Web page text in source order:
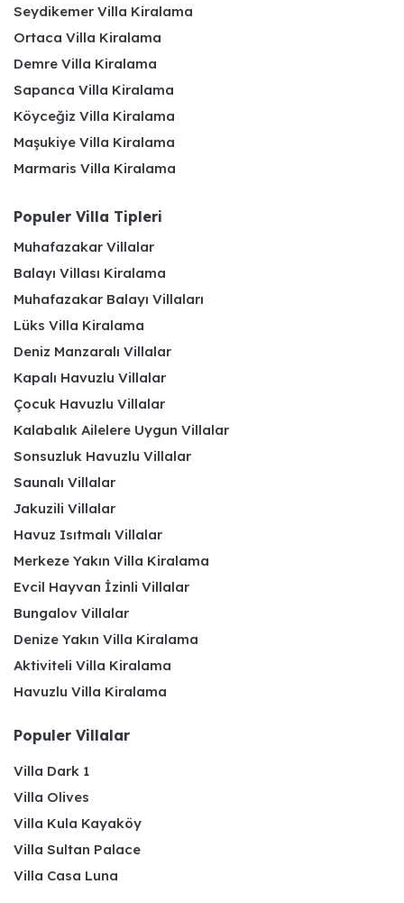
Seydikemer Villa Kiralama
Ortaca Villa Kiralama
Demre Villa Kiralama
Sapanca Villa Kiralama
Köyceğiz Villa Kiralama
Maşukiye Villa Kiralama
Marmaris Villa Kiralama
Populer Villa Tipleri
Muhafazakar Villalar
Balayı Villası Kiralama
Muhafazakar Balayı Villaları
Lüks Villa Kiralama
Deniz Manzaralı Villalar
Kapalı Havuzlu Villalar
Çocuk Havuzlu Villalar
Kalabalık Ailelere Uygun Villalar
Sonsuzluk Havuzlu Villalar
Saunalı Villalar
Jakuzili Villalar
Havuz Isıtmalı Villalar
Merkeze Yakın Villa Kiralama
Evcil Hayvan İzinli Villalar
Bungalov Villalar
Denize Yakın Villa Kiralama
Aktiviteli Villa Kiralama
Havuzlu Villa Kiralama
Populer Villalar
Villa Dark 1
Villa Olives
Villa Kula Kayaköy
Villa Sultan Palace
Villa Casa Luna